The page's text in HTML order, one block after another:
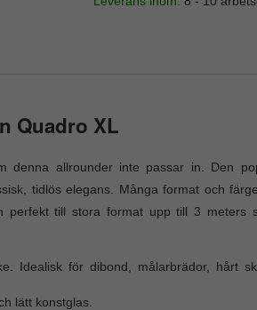
Quadro XL
denna allrounder inte passar in. Den
tidlös elegans. Många format och
perfekt till stora format upp till 3 meters
Idealisk för dibond, målarbrädor, hårt
lätt konstglas.